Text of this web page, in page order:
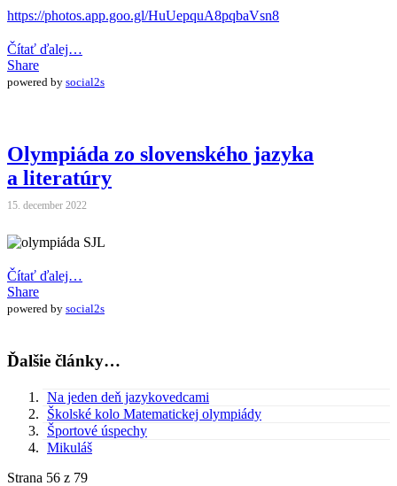
https://photos.app.goo.gl/HuUepquA8pqbaVsn8
Čítať ďalej…
Share
powered by social2s
Olympiáda zo slovenského jazyka
a literatúry
15. december 2022
Čítať ďalej…
Share
powered by social2s
Ďalšie články…
Na jeden deň jazykovedcami
Školské kolo Matematickej olympiády
Športové úspechy
Mikuláš
Strana 56 z 79